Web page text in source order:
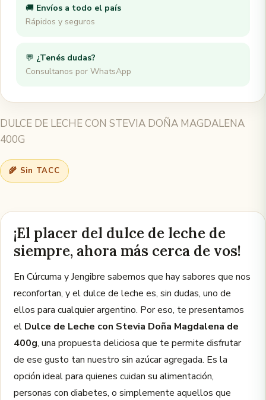
🚚 Envíos a todo el país
Rápidos y seguros
💬 ¿Tenés dudas?
Consultanos por WhatsApp
DULCE DE LECHE CON STEVIA DOÑA MAGDALENA
400G
🌾 Sin TACC
¡El placer del dulce de leche de
siempre, ahora más cerca de vos!
En Cúrcuma y Jengibre sabemos que hay sabores que nos
reconfortan, y el dulce de leche es, sin dudas, uno de
ellos para cualquier argentino. Por eso, te presentamos
el Dulce de Leche con Stevia Doña Magdalena de
400g, una propuesta deliciosa que te permite disfrutar
de ese gusto tan nuestro sin azúcar agregada. Es la
opción ideal para quienes cuidan su alimentación,
personas con diabetes, o simplemente aquellos que